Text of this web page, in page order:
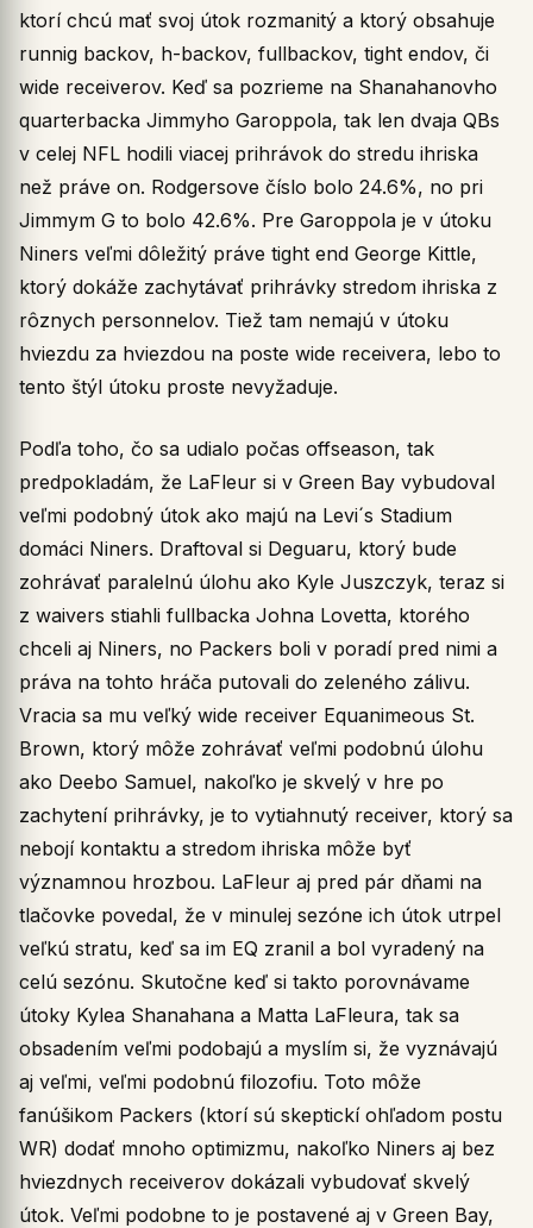
ktorí chcú mať svoj útok rozmanitý a ktorý obsahuje
runnig backov, h-backov, fullbackov, tight endov, či
wide receiverov. Keď sa pozrieme na Shanahanovho
quarterbacka Jimmyho Garoppola, tak len dvaja QBs
v celej NFL hodili viacej prihrávok do stredu ihriska
než práve on. Rodgersove číslo bolo 24.6%, no pri
Jimmym G to bolo 42.6%. Pre Garoppola je v útoku
Niners veľmi dôležitý práve tight end George Kittle,
ktorý dokáže zachytávať prihrávky stredom ihriska z
rôznych personnelov. Tiež tam nemajú v útoku
hviezdu za hviezdou na poste wide receivera, lebo to
tento štýl útoku proste nevyžaduje.
Podľa toho, čo sa udialo počas offseason, tak
predpokladám, že LaFleur si v Green Bay vybudoval
veľmi podobný útok ako majú na Levi´s Stadium
domáci Niners. Draftoval si Deguaru, ktorý bude
zohrávať paralelnú úlohu ako Kyle Juszczyk, teraz si
z waivers stiahli fullbacka Johna Lovetta, ktorého
chceli aj Niners, no Packers boli v poradí pred nimi a
práva na tohto hráča putovali do zeleného zálivu.
Vracia sa mu veľký wide receiver Equanimeous St.
Brown, ktorý môže zohrávať veľmi podobnú úlohu
ako Deebo Samuel, nakoľko je skvelý v hre po
zachytení prihrávky, je to vytiahnutý receiver, ktorý sa
nebojí kontaktu a stredom ihriska môže byť
významnou hrozbou. LaFleur aj pred pár dňami na
tlačovke povedal, že v minulej sezóne ich útok utrpel
veľkú stratu, keď sa im EQ zranil a bol vyradený na
celú sezónu. Skutočne keď si takto porovnávame
útoky Kylea Shanahana a Matta LaFleura, tak sa
obsadením veľmi podobajú a myslím si, že vyznávajú
aj veľmi, veľmi podobnú filozofiu. Toto môže
fanúšikom Packers (ktorí sú skeptickí ohľadom postu
WR) dodať mnoho optimizmu, nakoľko Niners aj bez
hviezdnych receiverov dokázali vybudovať skvelý
útok. Veľmi podobne to je postavené aj v Green Bay,